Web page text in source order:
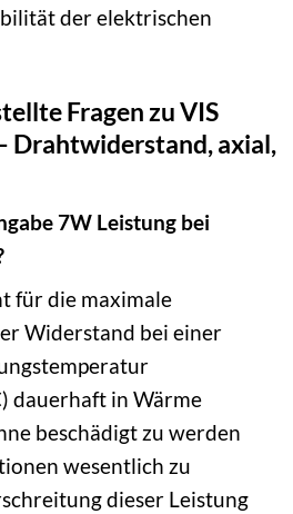
der elektrischen
Fragen zu VIS
Drahtwiderstand, axial,
7W Leistung bei
für die maximale
Widerstand bei einer
dauerhaft in Wärme
beschädigt zu werden
wesentlich zu
dieser Leistung